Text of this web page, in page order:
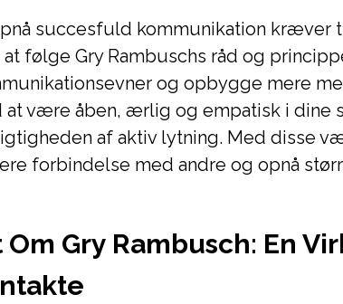
succesfuld kommunikation kræver
at følge Gry Rambuschs råd og
og opbygge mere
at være åben, ærlig og empatisk i dine
af aktiv lytning. Med disse
forbindelse med andre og opnå
Om Gry Rambusch: En